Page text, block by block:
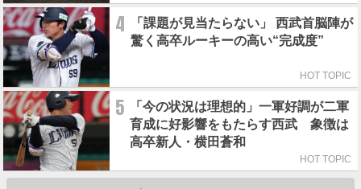
4
「課題が見当たらない」 西武首脳陣が
驚く高卒ルーキーの高い“完成度”
HOT TOPIC
5
「今の状況は理想的」一軍好調が二軍
育成に好影響をもたらす西武 象徴は
高卒新人・横田蒼和
HOT TOPIC